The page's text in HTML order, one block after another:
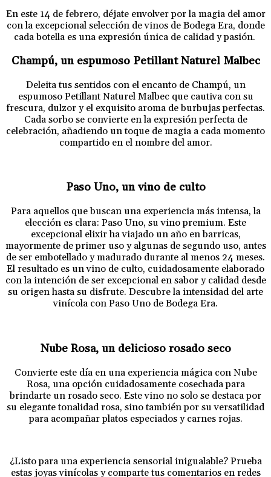
En este 14 de febrero, déjate envolver por la magia del amor
con la excepcional selección de vinos de Bodega Era, donde
cada botella es una expresión única de calidad y pasión.
Champú, un espumoso Petillant Naturel Malbec
Deleita tus sentidos con el encanto de Champú, un
espumoso Petillant Naturel Malbec que cautiva con su
frescura, dulzor y el exquisito aroma de burbujas perfectas.
Cada sorbo se convierte en la expresión perfecta de
celebración, añadiendo un toque de magia a cada momento
compartido en el nombre del amor.
Paso Uno, un vino de culto
Para aquellos que buscan una experiencia más intensa, la
elección es clara: Paso Uno, su vino premium. Este
excepcional elixir ha viajado un año en barricas,
mayormente de primer uso y algunas de segundo uso, antes
de ser embotellado y madurado durante al menos 24 meses.
El resultado es un vino de culto, cuidadosamente elaborado
con la intención de ser excepcional en sabor y calidad desde
su origen hasta su disfrute. Descubre la intensidad del arte
vinícola con Paso Uno de Bodega Era.
Nube Rosa, un delicioso rosado seco
Convierte este día en una experiencia mágica con Nube
Rosa, una opción cuidadosamente cosechada para
brindarte un rosado seco. Este vino no solo se destaca por
su elegante tonalidad rosa, sino también por su versatilidad
para acompañar platos especiados y carnes rojas.
¿Listo para una experiencia sensorial inigualable? Prueba
estas joyas vinícolas y comparte tus comentarios en redes